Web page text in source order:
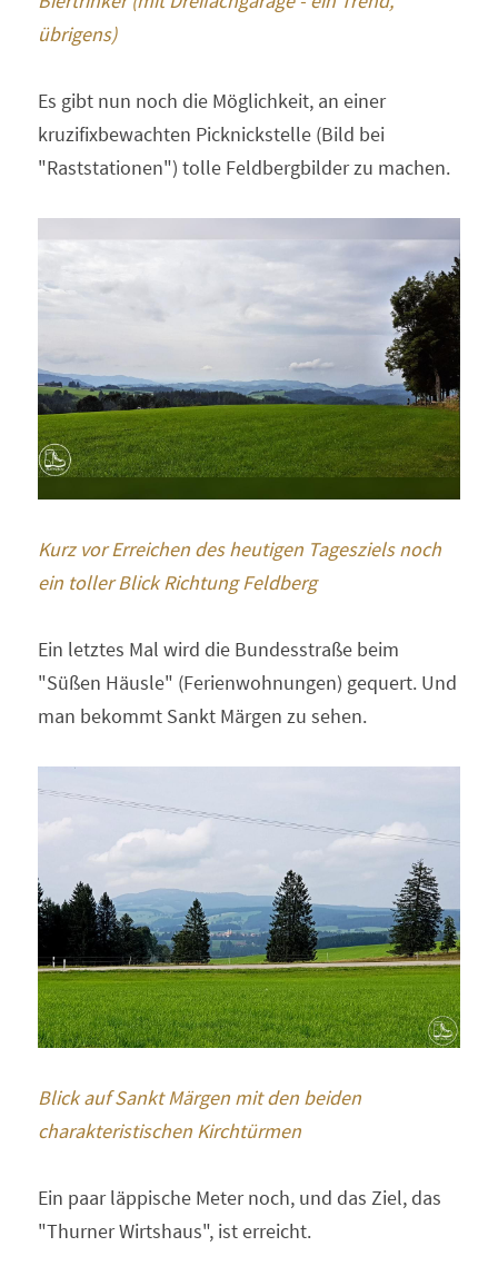
übrigens)
Es gibt nun noch die Möglichkeit, an einer
kruzifixbewachten Picknickstelle (Bild bei
"Raststationen") tolle Feldbergbilder zu machen.
Kurz vor Erreichen des heutigen Tagesziels noch
ein toller Blick Richtung Feldberg
Ein letztes Mal wird die Bundesstraße beim
"Süßen Häusle" (Ferienwohnungen) gequert. Und
man bekommt Sankt Märgen zu sehen.
Blick auf Sankt Märgen mit den beiden
charakteristischen Kirchtürmen
Ein paar läppische Meter noch, und das Ziel, das
"Thurner Wirtshaus", ist erreicht.